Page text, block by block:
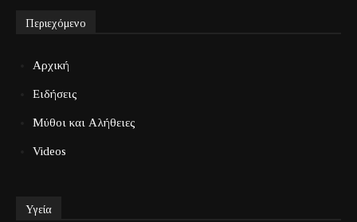
Περιεχόμενο
Αρχική
Ειδήσεις
Μύθοι και Αλήθειες
Videos
Υγεία